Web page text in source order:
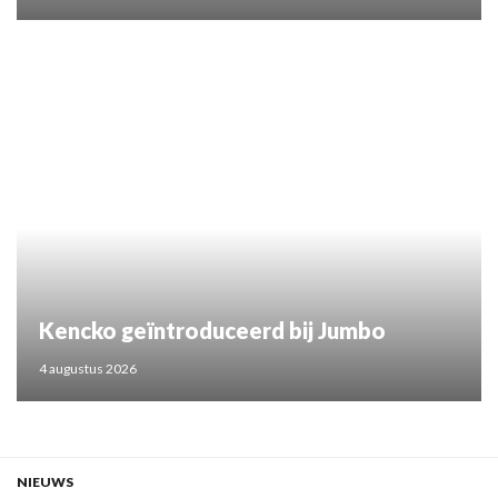
Kencko geïntroduceerd bij Jumbo
4 augustus 2026
NIEUWS